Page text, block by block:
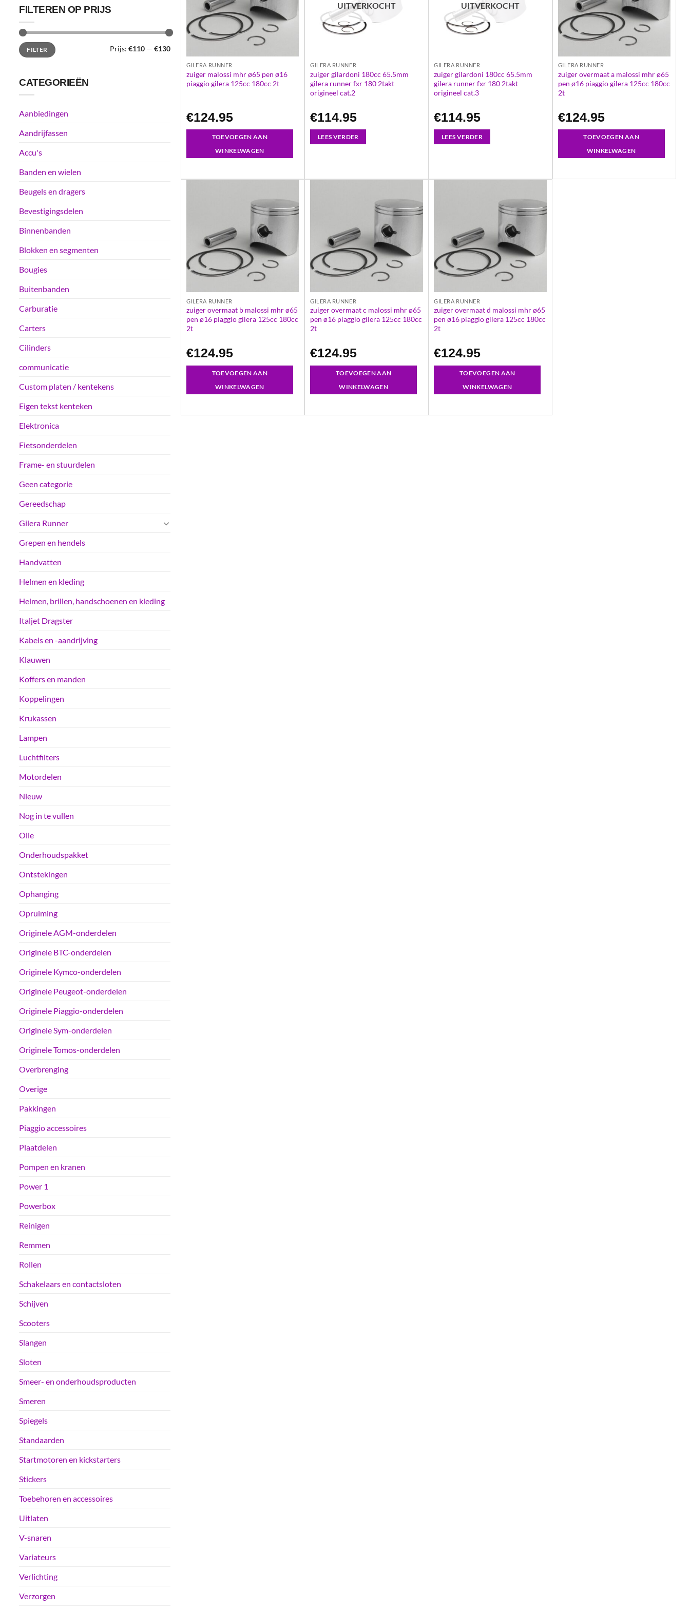
FILTEREN OP PRIJS
Min.
prijs
Max.
prijsFILTER Prijs: €110 — €130
CATEGORIEËN
Aanbiedingen
Aandrijfassen
Accu's
Banden en wielen
Beugels en dragers
Bevestigingsdelen
Binnenbanden
Blokken en segmenten
Bougies
Buitenbanden
Carburatie
Carters
Cilinders
communicatie
Custom platen / kentekens
Eigen tekst kenteken
Elektronica
Fietsonderdelen
Frame- en stuurdelen
Geen categorie
Gereedschap
Gilera Runner
Grepen en hendels
Handvatten
Helmen en kleding
Helmen, brillen, handschoenen en kleding
Italjet Dragster
Kabels en -aandrijving
Klauwen
Koffers en manden
Koppelingen
Krukassen
Lampen
Luchtfilters
Motordelen
Nieuw
Nog in te vullen
Olie
Onderhoudspakket
Ontstekingen
Ophanging
Opruiming
Originele AGM-onderdelen
Originele BTC-onderdelen
Originele Kymco-onderdelen
Originele Peugeot-onderdelen
Originele Piaggio-onderdelen
Originele Sym-onderdelen
Originele Tomos-onderdelen
Overbrenging
Overige
Pakkingen
Piaggio accessoires
Plaatdelen
Pompen en kranen
Power 1
Powerbox
Reinigen
Remmen
Rollen
Schakelaars en contactsloten
Schijven
Scooters
Slangen
Sloten
Smeer- en onderhoudsproducten
Smeren
Spiegels
Standaarden
Startmotoren en kickstarters
Stickers
Toebehoren en accessoires
Uitlaten
V-snaren
Variateurs
Verlichting
Verzorgen
GILERA RUNNER
zuiger malossi mhr ø65 pen ø16
piaggio gilera 125cc 180cc 2t
€124.95
TOEVOEGEN AAN
WINKELWAGEN
UITVERKOCHT
GILERA RUNNER
zuiger gilardoni 180cc 65.5mm
gilera runner fxr 180 2takt
origineel cat.2
€114.95
LEES VERDER
UITVERKOCHT
GILERA RUNNER
zuiger gilardoni 180cc 65.5mm
gilera runner fxr 180 2takt
origineel cat.3
€114.95
LEES VERDER
GILERA RUNNER
zuiger overmaat a malossi mhr ø65
pen ø16 piaggio gilera 125cc 180cc
2t
€124.95
TOEVOEGEN AAN
WINKELWAGEN
GILERA RUNNER
zuiger overmaat b malossi mhr ø65
pen ø16 piaggio gilera 125cc 180cc
2t
€124.95
TOEVOEGEN AAN
WINKELWAGEN
GILERA RUNNER
zuiger overmaat c malossi mhr ø65
pen ø16 piaggio gilera 125cc 180cc
2t
€124.95
TOEVOEGEN AAN
WINKELWAGEN
GILERA RUNNER
zuiger overmaat d malossi mhr ø65
pen ø16 piaggio gilera 125cc 180cc
2t
€124.95
TOEVOEGEN AAN
WINKELWAGEN